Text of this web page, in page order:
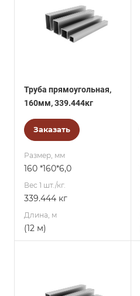
Труба прямоугольная,
160мм, 339.444кг
Заказать
Размер, мм
160 *160*6,0
Вес 1 шт./кг.
339.444 кг
Длина, м
(12 м)